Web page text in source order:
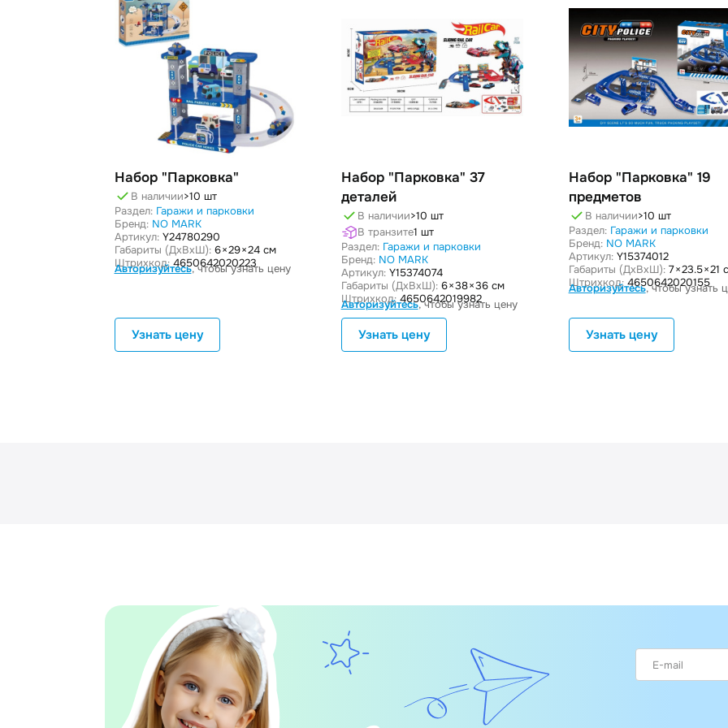
Набор "Парковка"
В наличии>10 шт
Раздел: Гаражи и парковки
Бренд: NO MARK
Артикул:Y24780290
Габариты (ДxВxШ):6 × 29 × 24 см
Штрихкод:4650642020223
Авторизуйтесь, чтобы узнать цену
Узнать цену
Набор "Парковка" 37
деталей
В наличии>10 шт
В транзите1 шт
Раздел: Гаражи и парковки
Бренд: NO MARK
Артикул: Y15374074
Габариты (ДxВxШ): 6 × 38 × 36 см
Штрихкод: 4650642019982
Авторизуйтесь, чтобы узнать цену
Узнать цену
Набор "Парковка" 19
предметов
В наличии>10 шт
Раздел: Гаражи и парковки
Бренд: NO MARK
Артикул: Y15374012
Габариты (ДxВxШ): 7 × 23.5 × 21
Штрихкод: 4650642020155
Авторизуйтесь, чтобы узнать
Узнать цену